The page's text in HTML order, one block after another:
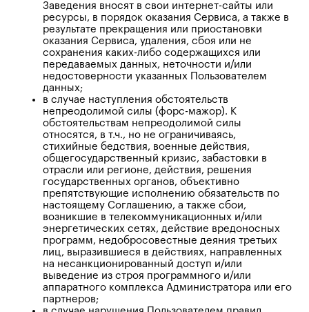
Заведения вносят в свои интернет-сайты или
ресурсы, в порядок оказания Сервиса, а также в
результате прекращения или приостановки
оказания Сервиса, удаления, сбоя или не
сохранения каких-либо содержащихся или
передаваемых данных, неточности и/или
недостоверности указанных Пользователем
данных;
в случае наступления обстоятельств
непреодолимой силы (форс-мажор). К
обстоятельствам непреодолимой силы
относятся, в т.ч., но не ограничиваясь,
стихийные бедствия, военные действия,
общегосударственный кризис, забастовки в
отрасли или регионе, действия, решения
государственных органов, объективно
препятствующие исполнению обязательств по
настоящему Соглашению, а также сбои,
возникшие в телекоммуникационных и/или
энергетических сетях, действие вредоносных
программ, недобросовестные деяния третьих
лиц, выразившиеся в действиях, направленных
на несанкционированный доступ и/или
выведение из строя программного и/или
аппаратного комплекса Администратора или его
партнеров;